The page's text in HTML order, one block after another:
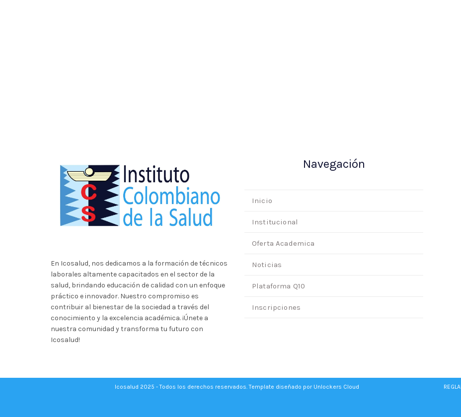
En Icosalud, nos dedicamos a la formación de técnicos
laborales altamente capacitados en el sector de la
salud, brindando educación de calidad con un enfoque
práctico e innovador. Nuestro compromiso es
contribuir al bienestar de la sociedad a través del
conocimiento y la excelencia académica. ¡Únete a
nuestra comunidad y transforma tu futuro con
Icosalud!
Navegación
Inicio
Institucional
Oferta Academica
Noticias
Plataforma Q10
Inscripciones
Icosalud 2025 - Todos los derechos reservados. Template diseñado por Unlockers Cloud